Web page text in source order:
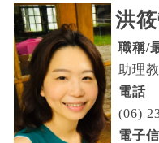
教職員工
學士班
碩士班
專師碩士在職專班
洪
職稱/
助理
電話
(06)
電子